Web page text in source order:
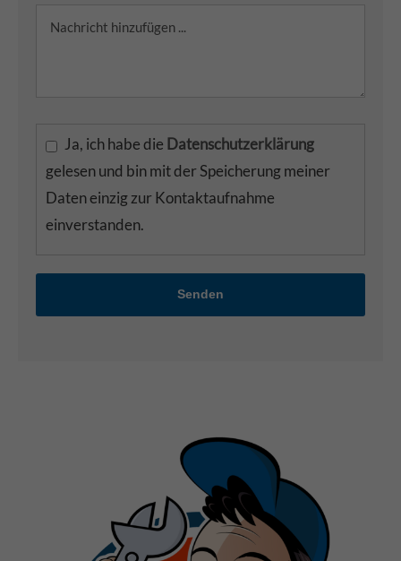
Ja, ich habe die Datenschutzerklärung
gelesen und bin mit der Speicherung meiner
Daten einzig zur Kontaktaufnahme
einverstanden.
Senden